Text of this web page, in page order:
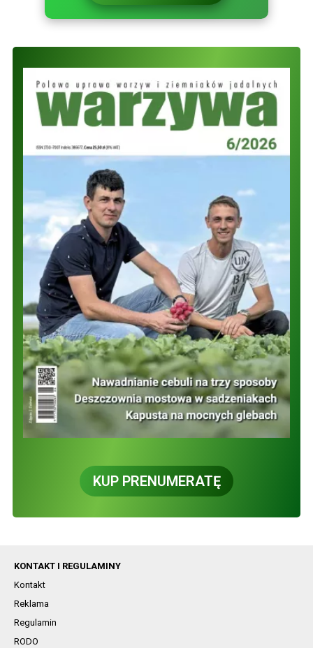
KUP PRENUMERATĘ
KONTAKT I REGULAMINY
Kontakt
Reklama
Regulamin
RODO